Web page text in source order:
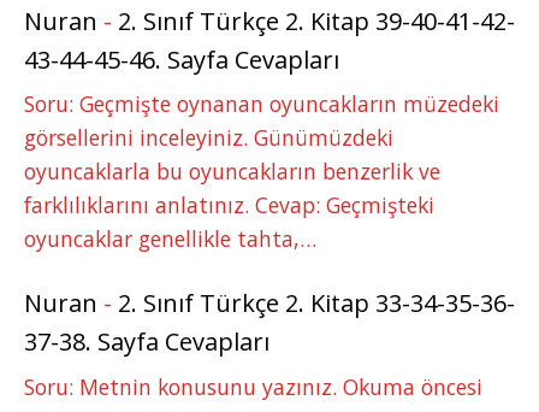
Nuran - 2. Sınıf Türkçe 2. Kitap 39-40-41-42-
43-44-45-46. Sayfa Cevapları
Soru: Geçmişte oynanan oyuncakların müzedeki
görsellerini inceleyiniz. Günümüzdeki
oyuncaklarla bu oyuncakların benzerlik ve
farklılıklarını anlatınız. Cevap: Geçmişteki
oyuncaklar genellikle tahta,…
Nuran - 2. Sınıf Türkçe 2. Kitap 33-34-35-36-
37-38. Sayfa Cevapları
Soru: Metnin konusunu yazınız. Okuma öncesi